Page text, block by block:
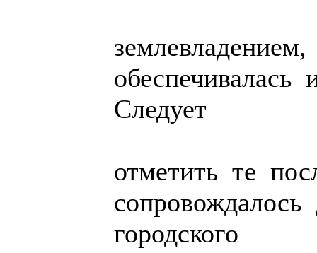
обеспечивалась
Следует
отметить те
сопровождалось
городского